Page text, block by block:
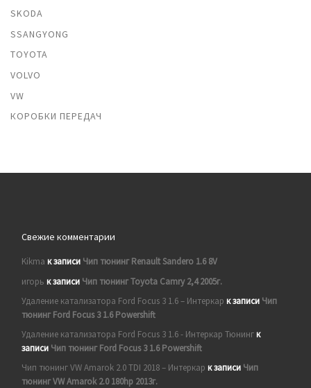
SKODA
SSANGYONG
TOYOTA
VOLVO
VW
КОРОБКИ ПЕРЕДАЧ
Свежие комментарии
Kikma к записи Чип тюнинг Renault Sandero 1.6 8V
игорь к записи Чип тюнинг Toyota Camry 2,4 2005г.
Удаление катализатора Ford Focus 3 1.6 – Интеркар к записи Чип
тюнинг Ford Focus 3 1.6 Powershift
Удаление катализатора Ford Focus 3 1.6 - Интеркар Тюнингк
записи Чип тюнинг Ford Focus 3 1.6 Powershift
Чип тюнинг VW Amarok 2.0 TDI 2018 – Интеркар к записи Чип
тюнинг VW Amarok 2.0 180hp 2013г.